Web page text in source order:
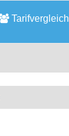
Tarifvergleich